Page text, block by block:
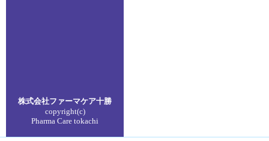
株式会社ファーマケア十勝
copyright(c)
Pharma Care tokachi